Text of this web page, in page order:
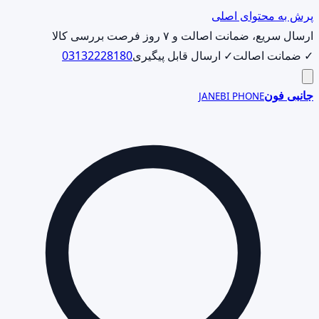
پرش به محتوای اصلی
ارسال سریع، ضمانت اصالت و ۷ روز فرصت بررسی کالا
✓ ضمانت اصالت✓ ارسال قابل پیگیری03132228180
جانبی فونJANEBI PHONE